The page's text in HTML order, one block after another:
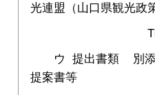
光連盟（山口県観光政
TEL：083-
ウ 提出書類 別添
提案書等